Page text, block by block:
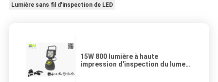
Lumière sans fil d'inspection de LED
15W 800 lumière à haute
impression d'inspection du lumen